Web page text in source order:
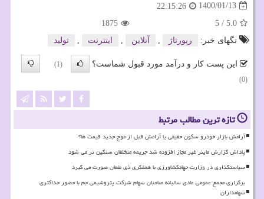
1400/01/13
22:15:26
5.0
/
5
1875
تگهای خبر:
رپورتاژ , آنلاین , اینترنت , تولید
این پست کار و درآمد مورد قبول شماست؟
(1)
(0)
تازه ترین مطالب مرتبط
آرامش بازار خودرو سکون حقیقی یا آرامش قبل از موج جدید قیمت ها؟
پاداش گزارش ماینر غیر مجاز افزوده شد جریمه متخلفان سنگین تر می شود
سیاستگذاری در وزارت جهادکشاورزی با همفکری ذی نفعان صورت می گیرد
برگزاری مجمع عمومی عادی سالیانه صاحبان سهام شرکت پتروشیمی جم با حضور حداکثری
سهامداران